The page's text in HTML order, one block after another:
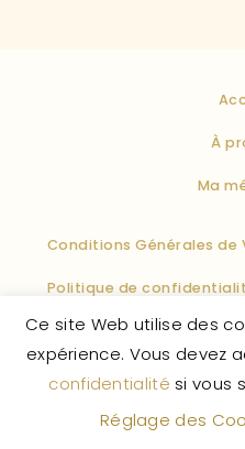
À
Ma
Conditions Générales de
Politique de
Politique des cookies
La Vie Enchantée ©
Ce site Web utilise des
expérience. Vous devez
confidentialité si vous
Réglage des